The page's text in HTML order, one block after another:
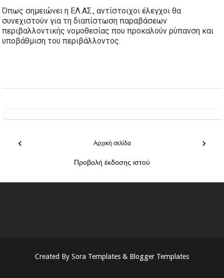
Όπως σημειώνει η ΕΛ.ΑΣ., αντίστοιχοι έλεγχοι θα
συνεχιστούν για τη διαπίστωση παραβάσεων
περιβαλλοντικής νομοθεσίας που προκαλούν ρύπανση και
υποβάθμιση του περιβάλλοντος.
‹ ›
Αρχική σελίδα
Προβολή έκδοσης ιστού
Created By Sora Templates & Blogger Templates